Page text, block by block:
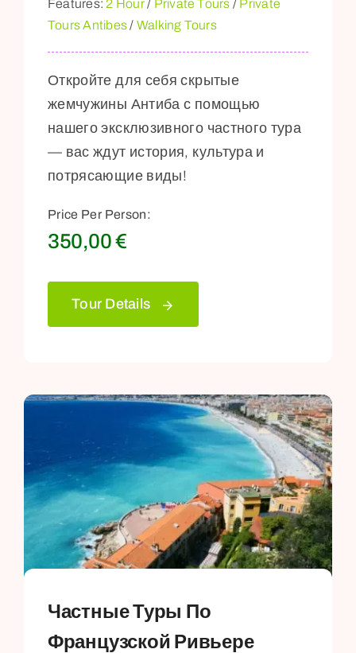
Features: 2 Hour/ Private Tours / Private
Tours Antibes/ Walking Tours
Откройте для себя скрытые
жемчужины Антиба с помощью
нашего эксклюзивного частного тура
— вас ждут история, культура и
потрясающие виды!
Price Per Person:
350,00€
Tour Details
Частные Туры По
Французской Ривьере